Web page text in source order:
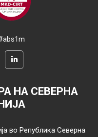
НА СЕВЕРНА
во Република Северна